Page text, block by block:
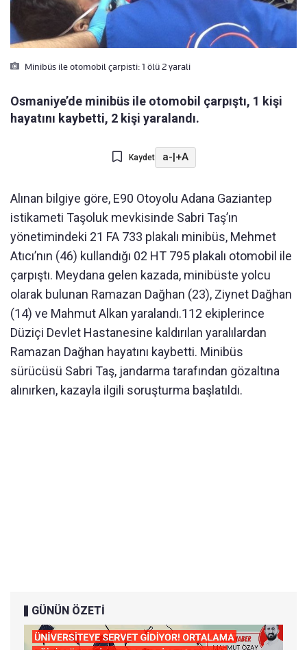
Minibüs ile otomobil çarpisti: 1 ölü 2 yarali
Osmaniye’de minibüs ile otomobil çarpıştı, 1 kişi
hayatını kaybetti, 2 kişi yaralandı.
Kaydet a- +A
Alınan bilgiye göre, E90 Otoyolu Adana Gaziantep
istikameti Taşoluk mevkisinde Sabri Taş’ın
yönetimindeki 21 FA 733 plakalı minibüs, Mehmet
Atıcı’nın (46) kullandığı 02 HT 795 plakalı otomobil ile
çarpıştı. Meydana gelen kazada, minibüste yolcu
olarak bulunan Ramazan Dağhan (23), Ziynet Dağhan
(14) ve Mahmut Alkan yaralandı.112 ekiplerince
Düziçi Devlet Hastanesine kaldırılan yaralılardan
Ramazan Dağhan hayatını kaybetti. Minibüs
sürücüsü Sabri Taş, jandarma tarafından gözaltına
alınırken, kazayla ilgili soruşturma başlatıldı.
GÜNÜN ÖZETİ